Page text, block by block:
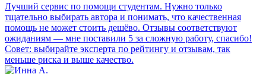
Лучший сервис по помощи студентам. Нужно только
тщательно выбирать автора и понимать, что качественная
помощь не может стоить дешёво. Отзывы соответствуют
ожиданиям — мне поставили 5 за сложную работу, спасибо!
Совет: выбирайте эксперта по рейтингу и отзывам, так
меньше риска и выше качество.